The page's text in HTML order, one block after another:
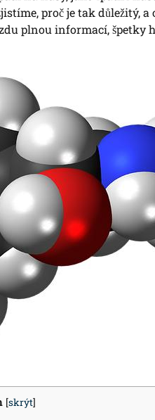
proč je tak důležitý,
plnou informací, špetky
[skrýt]